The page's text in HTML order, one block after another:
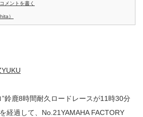
コメントを書く
）
鈴鹿8時間耐久ロードレースが11時30分
経過して、No.21YAMAHA FACTORY